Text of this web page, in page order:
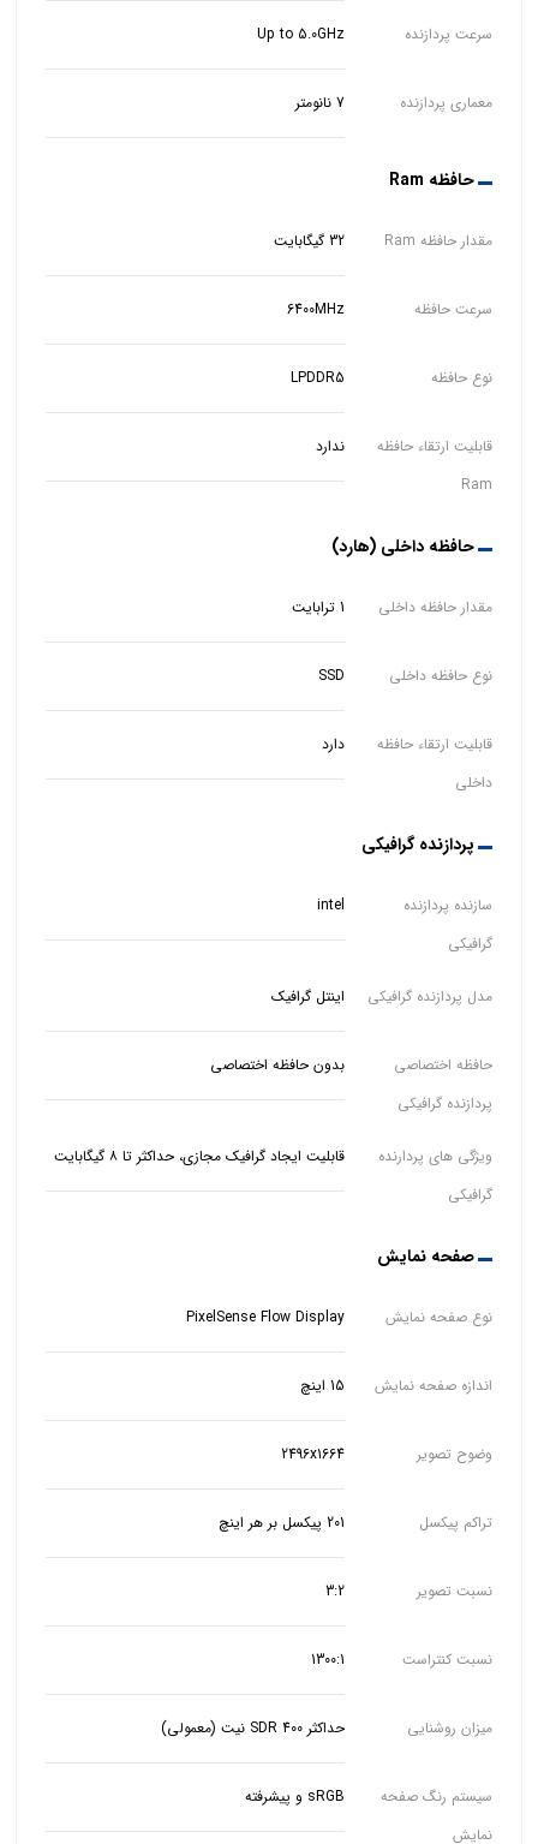
سرعت پردازنده Up to 5.0GHz
معماری پردازنده 7 نانومتر
حافظه Ram
مقدار حافظه Ram 32 گیگابایت
سرعت حافظه 6400MHz
نوع حافظه LPDDR5
قابلیت ارتقاء حافظه
Ram
ندارد
حافظه داخلی (هارد)
مقدار حافظه داخلی 1 ترابایت
نوع حافظه داخلی SSD
قابلیت ارتقاء حافظه
داخلی
دارد
پردازنده گرافیکی
سازنده پردازنده
گرافیکی
intel
مدل پردازنده گرافیکی اینتل گرافیک
حافظه اختصاصی
پردازنده گرافیکی
بدون حافظه اختصاصی
ویژگی های پردارنده
گرافیکی
قابلیت ایجاد گرافیک مجازی، حداکثر تا ۸ گیگابایت
صفحه نمایش
نوع صفحه نمایش PixelSense Flow Display
اندازه صفحه نمایش 15 اینچ
وضوح تصویر 2496x1664
تراکم پیکسل 201 پیکسل بر هر اینچ
نسبت تصویر 3:2
نسبت کنتراست 1300:1
میزان روشنایی حداکثر SDR 400 نیت (معمولی)
سیستم رنگ صفحه
نمایش
sRGB و پیشرفته